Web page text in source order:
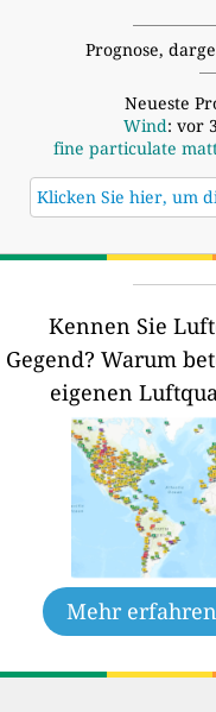
Prognose,
Neueste
Wind: vor
fine particulate
Klicken Sie hier, um
Kennen Sie
Gegend? Warum
eigenen
Mehr